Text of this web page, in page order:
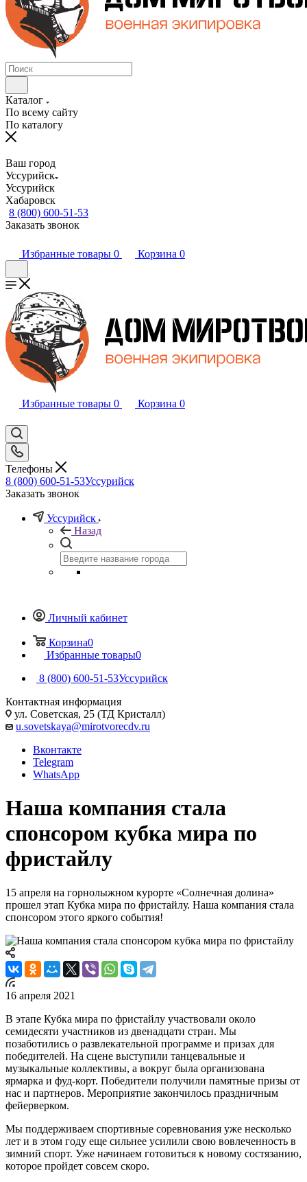
Каталог
По всему сайту
По каталогу
Ваш город
Уссурийск
Уссурийск
Хабаровск
8 (800) 600-51-53
Заказать звонок
Избранные товары 0 Корзина 0
Избранные товары 0 Корзина 0
Телефоны
8 (800) 600-51-53Уссурийск
Заказать звонок
Уссурийск
Назад
Личный кабинет
Корзина0
Избранные товары0
8 (800) 600-51-53Уссурийск
Контактная информация
ул. Советская, 25 (ТД Кристалл)
u.sovetskaya@mirotvorecdv.ru
Вконтакте
Telegram
WhatsApp
Наша компания стала
спонсором кубка мира по
фристайлу
15 апреля на горнолыжном курорте «Солнечная долина»
прошел этап Кубка мира по фристайлу. Наша компания стала
спонсором этого яркого события!
16 апреля 2021
В этапе Кубка мира по фристайлу участвовали около
семидесяти участников из двенадцати стран. Мы
позаботились о развлекательной программе и призах для
победителей. На сцене выступили танцевальные и
музыкальные коллективы, а вокруг была организована
ярмарка и фуд-корт. Победители получили памятные призы от
нас и партнеров. Мероприятие закончилось праздничным
фейерверком.
Мы поддерживаем спортивные соревнования уже несколько
лет и в этом году еще сильнее усилили свою вовлеченность в
зимний спорт. Уже начинаем готовиться к новому состязанию,
которое пройдет совсем скоро.